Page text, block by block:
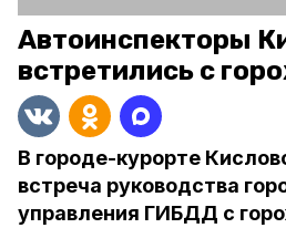
Автоинспекторы
встретились с
В городе-курорте
встреча руководства
управления ГИБДД с